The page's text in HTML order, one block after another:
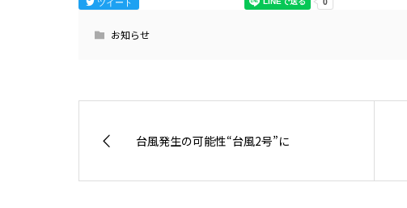
お知らせ
台風発生の可能性“台風2号”に